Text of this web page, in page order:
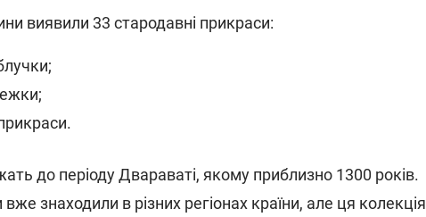
виявили 33 стародавні прикраси:
до періоду Двараваті, якому приблизно 1300 років.
вже знаходили в різних регіонах країни, але ця колекція